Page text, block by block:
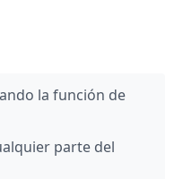
la función de
parte del